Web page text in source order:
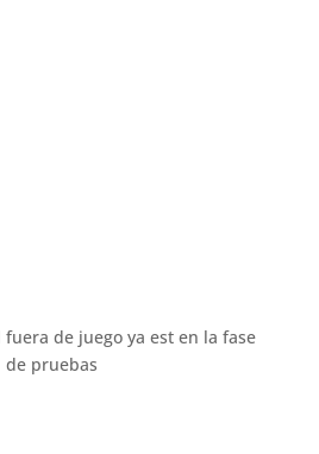
fuera de juego ya est en la fase
de pruebas